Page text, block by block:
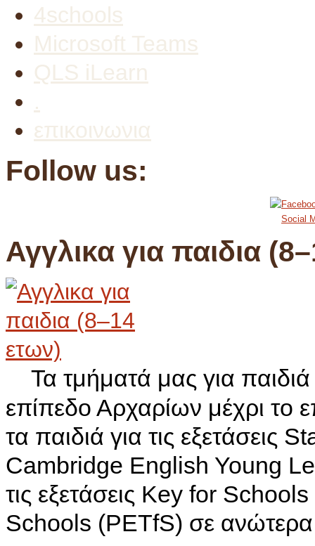
4schools
Microsoft Teams
QLS iLearn
.
επικοινωνια
Follow us:
Social
Αγγλικα για παιδια
Τα τμήματά μας για
επίπεδο Αρχαρίων μέχρι το
τα παιδιά για τις εξετάσεις
Cambridge English Young
τις εξετάσεις Key for
Schools (PETfS) σε